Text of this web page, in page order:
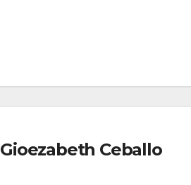
Gioezabeth Ceballo